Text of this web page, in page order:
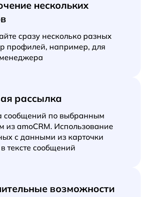
нескольких
сразу несколько разных
профилей, например, для
рассылка
сообщений по выбранным
из amoCRM. Использование
с данными из карточки
тексте сообщений
возможности